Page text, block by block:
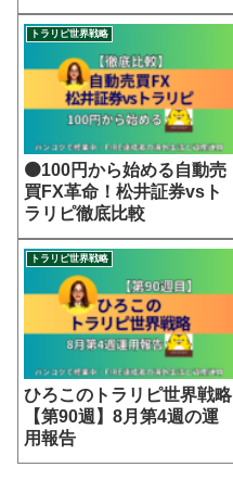
トラリピ世界戦略
🟠100円から始める自動売
買FX革命！松井証券vsト
ラリピ徹底比較
トラリピ世界戦略
ひろこのトラリピ世界戦略
【第90週】8月第4週の運
用報告